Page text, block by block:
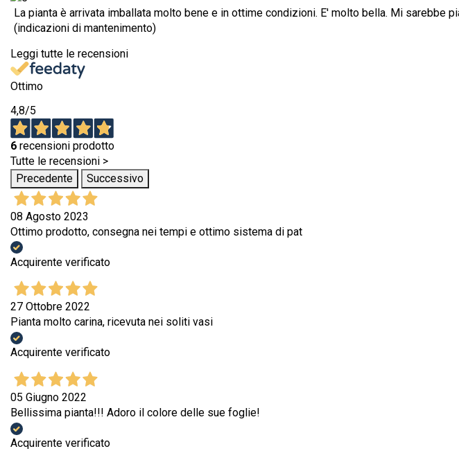
La pianta è arrivata imballata molto bene e in ottime condizioni. E' molto bella. Mi
(indicazioni di mantenimento)
Leggi tutte le recensioni
Ottimo
4,8/5
6 recensioni prodotto
Tutte le recensioni >
Precedente
Successivo
08 Agosto 2023
Ottimo prodotto, consegna nei tempi e ottimo sistema di pat
Acquirente verificato
27 Ottobre 2022
Pianta molto carina, ricevuta nei soliti vasi
Acquirente verificato
05 Giugno 2022
Bellissima pianta!!! Adoro il colore delle sue foglie!
Acquirente verificato